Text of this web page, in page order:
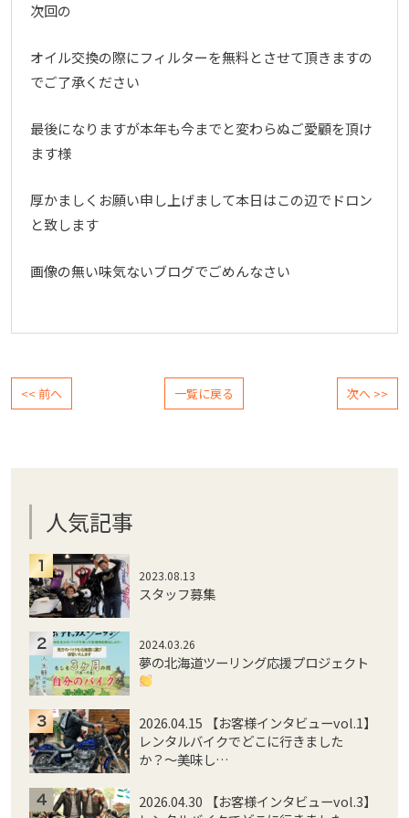
次回の
オイル交換の際にフィルターを無料とさせて頂きますの
でご了承ください
最後になりますが本年も今までと変わらぬご愛顧を頂け
ます様
厚かましくお願い申し上げまして本日はこの辺でドロン
と致します
画像の無い味気ないブログでごめんなさい
<< 前へ 一覧に戻る 次へ >>
人気記事
2023.08.13
スタッフ募集
2024.03.26
夢の北海道ツーリング応援プロジェクト
2026.04.15 【お客様インタビューvol.1】
レンタルバイクでどこに行きました
か？〜美味し…
2026.04.30 【お客様インタビューvol.3】